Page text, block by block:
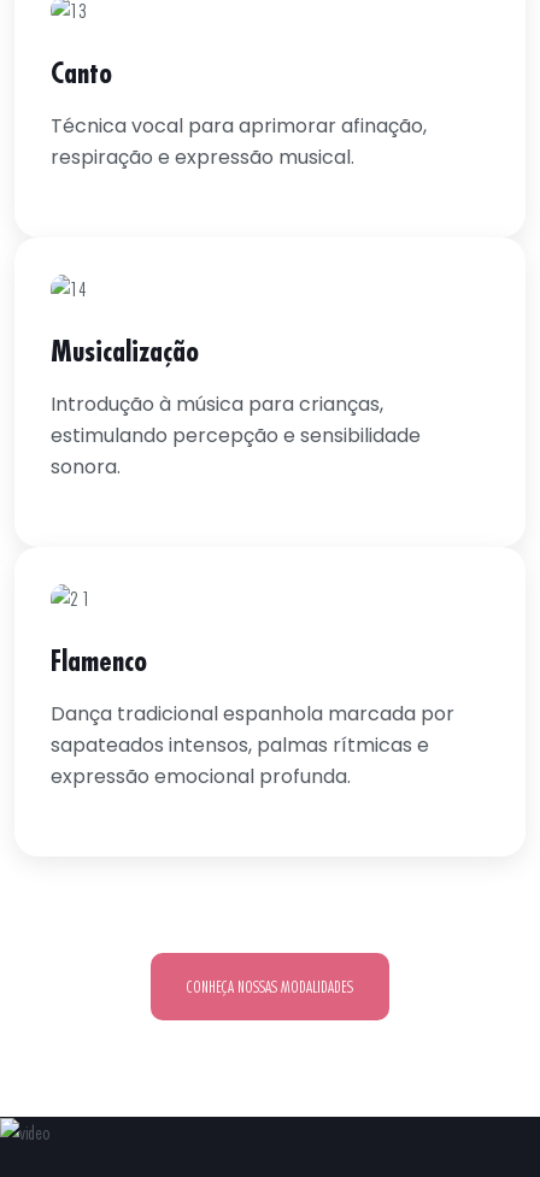
Canto
Técnica vocal para aprimorar afinação,
respiração e expressão musical.
Musicalização
Introdução à música para crianças,
estimulando percepção e sensibilidade
sonora.
Flamenco
Dança tradicional espanhola marcada por
sapateados intensos, palmas rítmicas e
expressão emocional profunda.
CONHEÇA NOSSAS MODALIDADES